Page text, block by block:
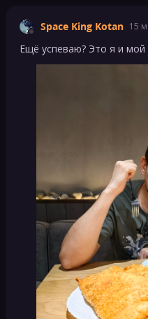
Space King Kotan 15
Ещё успеваю? Это я и мой